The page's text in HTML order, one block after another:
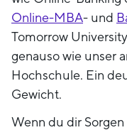
Online-MBA- und
Tomorrow
genauso wie unser
Hochschule. Ein
Gewicht.
Wenn du dir